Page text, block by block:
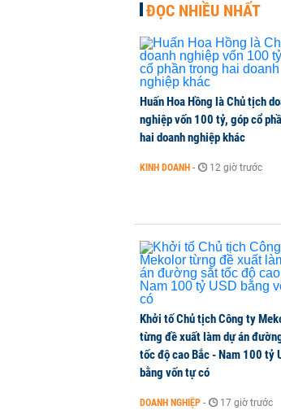
Cổ phiếu doanh
CHỨNG KHOÁN - 1 phút
Lãnh đạo Vinamilk:
tháng 11
DOANH NGHIỆP
ĐỌC NHIỀU NHẤT
Huấn Hoa Hồng là Chủ tịch
nghiệp vốn 100 tỷ, góp cổ
hai doanh nghiệp khác
KINH DOANH - 12 giờ trước
Khởi tố Chủ tịch Công ty
từng đề xuất làm dự án
tốc độ cao Bắc - Nam 100 tỷ
bằng vốn tự có
DOANH NGHIỆP - 17 giờ trước